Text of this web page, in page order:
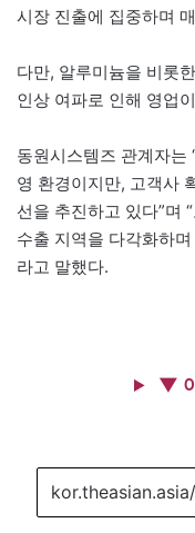
시장 진출에 집중하며
다만, 알루미늄을 비롯
인상 여파로 인해 영업
동원시스템즈 관계자는
영 환경이지만, 고객사
선을 추진하고 있다”며
수출 지역을 다각화하
라고 말했다.
▼